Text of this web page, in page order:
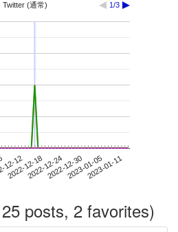
Twitter (通常) 1/3
12
2022-12-182022-12-242022-12-302023-01-052023-01-11
posts, 2 favorites)